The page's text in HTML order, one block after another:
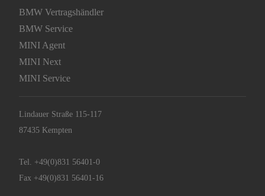
BMW Vertragshändler
BMW Service
MINI Agent
MINI Next
MINI Service
Lindauer Straße 115-117
87435 Kempten
Tel. +49(0)831 56401-0
Fax +49(0)831 56401-16